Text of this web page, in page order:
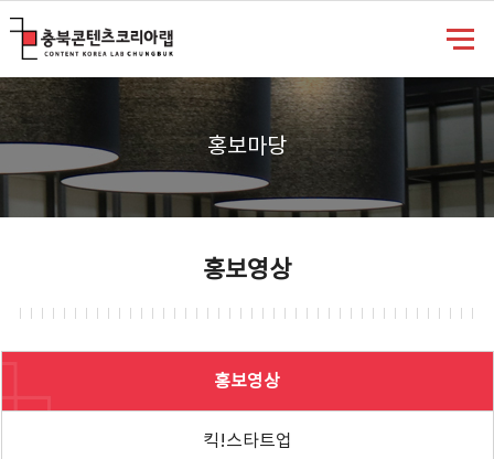
홍보마당
홍보영상
홍보영상
킥!스타트업